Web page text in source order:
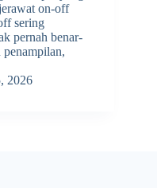
on-off
sering
pernah benar-
penampilan,
2026